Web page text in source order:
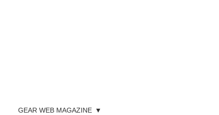
GEAR WEB MAGAZINE